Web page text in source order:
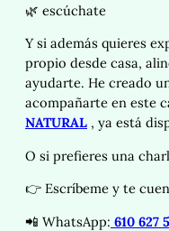
🌿 escúchate
Y si además quieres
propio desde casa,
ayudarte. He creado
acompañarte en este
NATURAL , ya está
O si prefieres una
👉 Escríbeme y te
📲 WhatsApp: 610 627